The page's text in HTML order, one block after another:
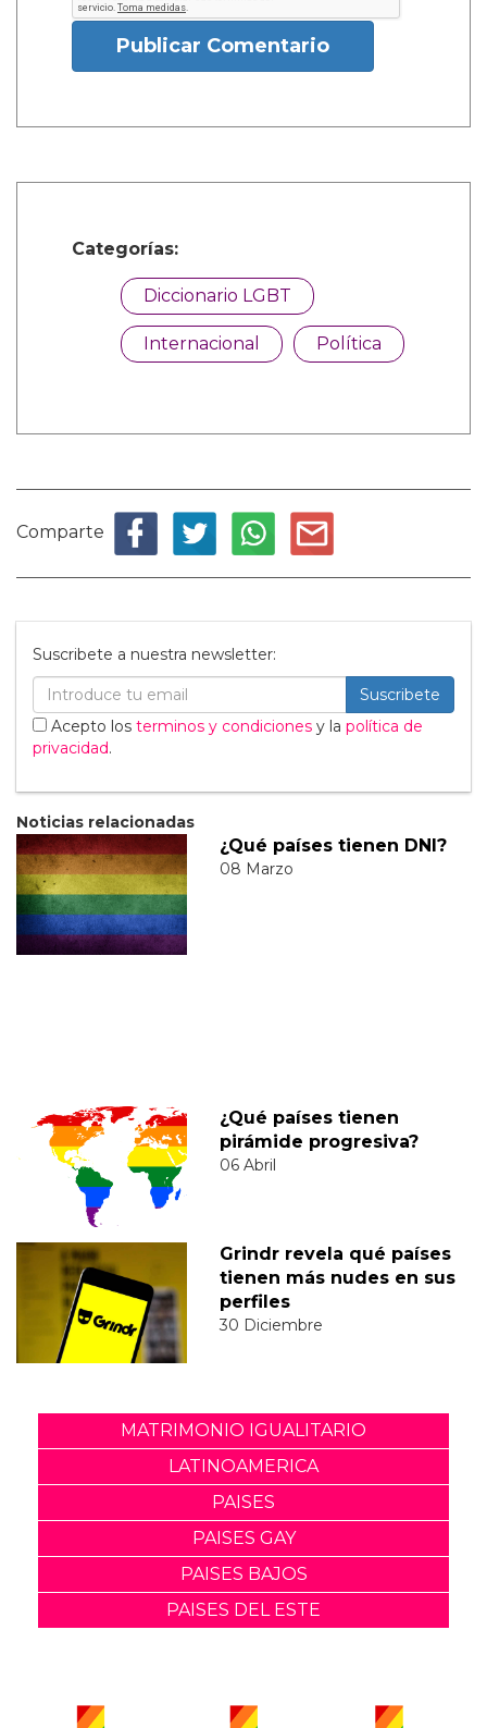
Publicar Comentario
Categorías:
Diccionario LGBT
Internacional Política
Comparte
Suscribete a nuestra newsletter:
Suscribete
Acepto los terminos y condiciones y la política de
privacidad.
Noticias relacionadas
¿Qué países tienen DNI?
08 Marzo
¿Qué países tienen
pirámide progresiva?
06 Abril
Grindr revela qué países
tienen más nudes en sus
perfiles
30 Diciembre
MATRIMONIO IGUALITARIO
LATINOAMERICA
PAISES
PAISES GAY
PAISES BAJOS
PAISES DEL ESTE